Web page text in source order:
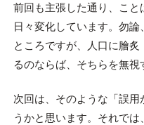
前回も主張した通り、こと
日々変化しています。勿
ところですが、人口に膾
るのならば、そちらを無視
次回は、そのような「誤
うかと思います。それでは